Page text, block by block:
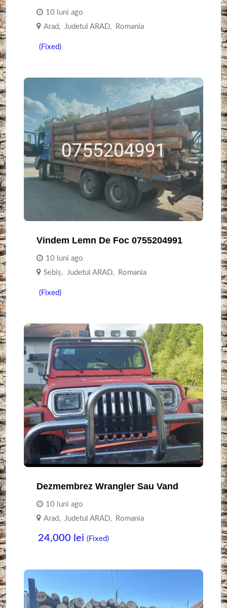
10 luni ago
Arad , Judetul ARAD, Romania
(Fixed)
Vindem Lemn De Foc 0755204991
10 luni ago
Sebiş, Judetul ARAD, Romania
(Fixed)
Dezmembrez Wrangler Sau Vand
10 luni ago
Arad , Judetul ARAD, Romania
24,000 lei (Fixed)